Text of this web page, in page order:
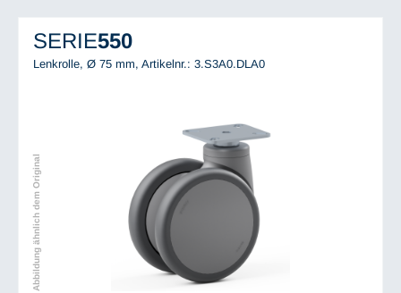
SERIE550
Lenkrolle, Ø 75 mm, Artikelnr.: 3.S3A0.DLA0
Abbildung ähnlich dem Original